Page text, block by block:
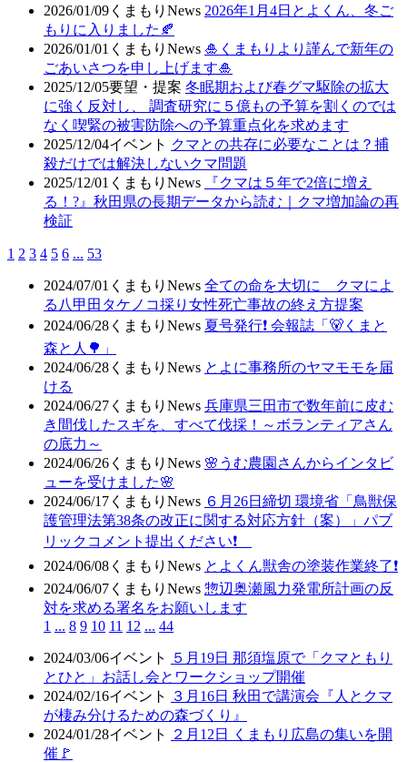
2026/01/09 くまもりNews 2026年1月4日とよくん、冬ご
もりに入りました🍂
2026/01/01 くまもりNews 🎍くまもりより謹んで新年の
ごあいさつを申し上げます🎍
2025/12/05要望・提案 冬眠期および春グマ駆除の拡大
に強く反対し、 調査研究に５億もの予算を割くのでは
なく喫緊の被害防除への予算重点化を求めます
2025/12/04イベント クマとの共存に必要なことは？捕
殺だけでは解決しないクマ問題
2025/12/01 くまもりNews
『クマは５年で2倍に増え
る！?』秋田県の長期データから読む｜クマ増加論の再
検証
1 2 3 4 5 6 ... 53
2024/07/01 くまもりNews 全ての命を大切に クマによ
る八甲田タケノコ採り女性死亡事故の終え方提案
2024/06/28 くまもりNews 夏号発行❗️ 会報誌「🐻くまと
森と人🌳」
2024/06/28 くまもりNews とよに事務所のヤマモモを届
ける
2024/06/27 くまもりNews 兵庫県三田市で数年前に皮む
き間伐したスギを、すべて伐採！～ボランティアさん
の底力～
2024/06/26 くまもりNews 🌸うむ農園さんからインタビ
ューを受けました🌸
2024/06/17 くまもりNews ６月26日締切 環境省「鳥獣保
護管理法第38条の改正に関する対応方針（案）」パブ
リックコメント提出ください❗
2024/06/08 くまもりNews とよくん獣舎の塗装作業終了❗
2024/06/07 くまもりNews 惣辺奥瀬風力発電所計画の反
対を求める署名をお願いします
1 ... 8 9 10 11 12 ... 44
2024/03/06イベント
５月19日 那須塩原で「クマともり
とひと」お話し会とワークショップ開催
2024/02/16イベント
３月16日 秋田で講演会『人とクマ
が棲み分けるための森づくり』
2024/01/28イベント
２月12日 くまもり広島の集いを開
催🚩